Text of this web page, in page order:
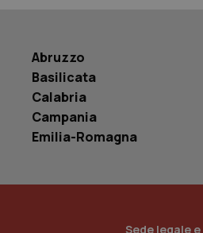
Abruzzo
Basilicata
Calabria
Campania
Emilia-Romagna
Sede legale